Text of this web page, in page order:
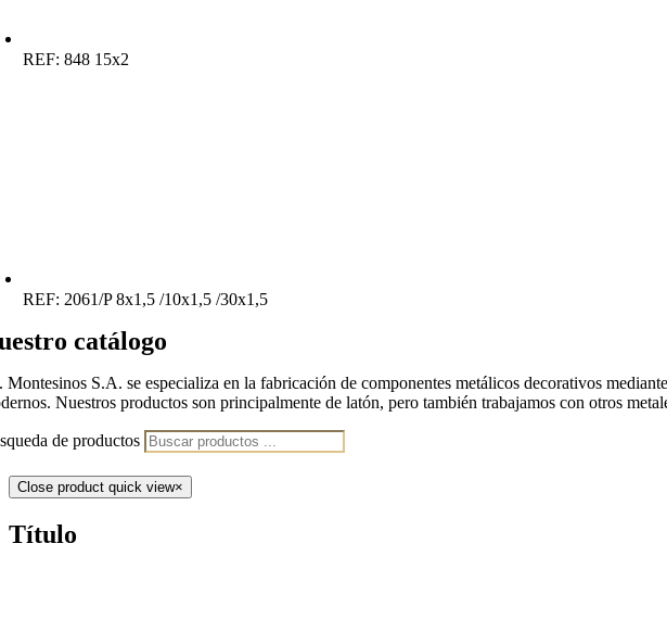
REF:848 15x2
REF: 2061/P 8x1,5 /10x1,5 /30x1,5
catálogo
Montesinos S.A. se especializa en la fabricación de componentes metálicos decorativos
Nuestros productos son principalmente de latón, pero también trabajamos con otros
de productos
Close product quick view×
Título